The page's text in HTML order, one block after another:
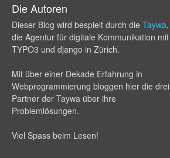
Die Autoren
Dieser Blog wird bespielt durch die Taywa,
die Agentur für digitale Kommunikation mit
TYPO3 und django in Zürich.
Mit über einer Dekade Erfahrung in
Webprogram­mierung bloggen hier die drei
Partner der Taywa über ihre
Problemlösungen.
Viel Spass beim Lesen!